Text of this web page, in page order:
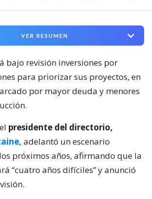
VER RESUMEN
bajo revisión inversiones por
para priorizar sus proyectos, en
por mayor deuda y menores
presidente del directorio,
adelantó un escenario
próximos años, afirmando que la
“cuatro años difíciles” y anunció